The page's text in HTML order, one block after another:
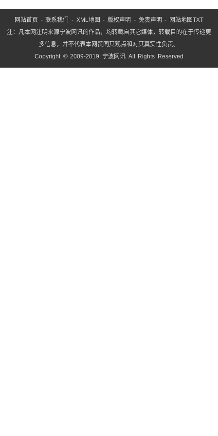
网站首页 -联系我们 - XML地图 -版权声明 - 免责声明 - 网站地图TXT
注：凡本网注明来源宁波网讯的作品，均转载自其它媒体，转载目的在于传递更
多信息，并不代表本网赞同其观点和对其真实性负责。
Copyright © 2009-2019 宁波网讯 All Rights Reserved